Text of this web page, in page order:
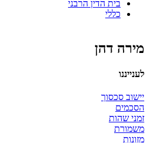
בית הדין הרבני
כללי
מירה דהן
לענייננו
יישוב סכסוך
הסכמים
זמני שהות
משמורת
מזונות